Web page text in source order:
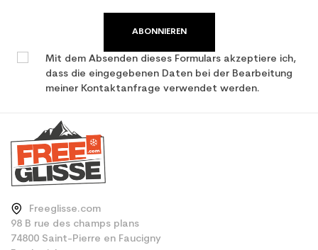
ABONNIEREN
Mit dem Absenden dieses Formulars akzeptiere ich,
dass die eingegebenen Daten bei der Bearbeitung
meiner Kontaktanfrage verwendet werden.
Freeglisse.com
98 B rue des champs plans
74800 Saint-Pierre en Faucigny